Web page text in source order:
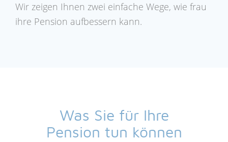
Wir zeigen Ihnen zwei einfache Wege, wie frau
ihre Pension aufbessern kann.
Was Sie für Ihre
Pension tun können